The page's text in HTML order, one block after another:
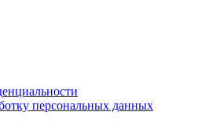
персональных данных